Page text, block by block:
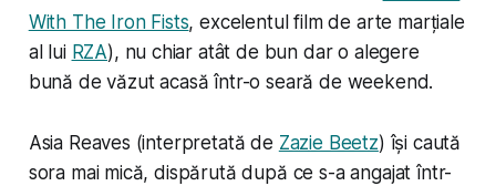
With The Iron Fists, excelentul film de arte marțiale
al lui RZA), nu chiar atât de bun dar o alegere
bună de văzut acasă într-o seară de weekend.
Asia Reaves (interpretată de Zazie Beetz) își caută
sora mai mică, dispărută după ce s-a angajat într-